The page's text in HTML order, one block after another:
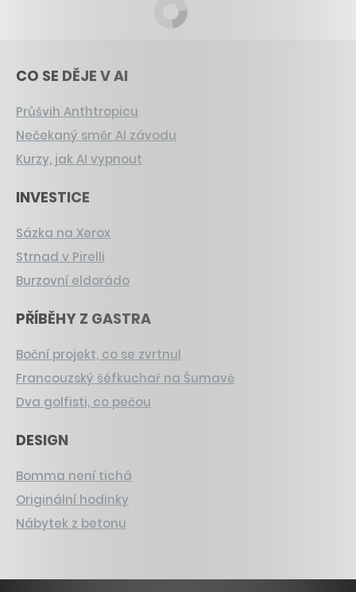
CO SE DĚJE V AI
Průšvih Anthtropicu
Nečekaný směr AI závodu
Kurzy, jak AI vypnout
INVESTICE
Sázka na Xerox
Strnad v Pirelli
Burzovní eldorádo
PŘÍBĚHY Z GASTRA
Boční projekt, co se zvrtnul
Francouzský šéfkuchař na Šumavě
Dva golfisti, co pečou
DESIGN
Bomma není tichá
Originální hodinky
Nábytek z betonu